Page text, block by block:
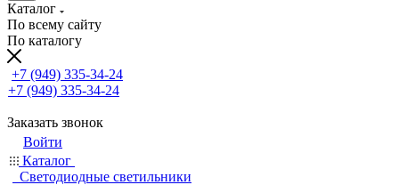
Каталог
По всему сайту
По каталогу
+7 (949) 335-34-24
+7 (949) 335-34-24
Заказать звонок
Войти
Каталог
Светодиодные светильники